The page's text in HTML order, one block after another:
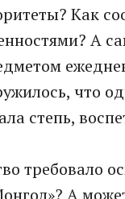
Как
А
что
степь,
требовало
А